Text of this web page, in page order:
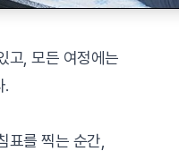
고, 모든 여정에는
.
표를 찍는 순간,